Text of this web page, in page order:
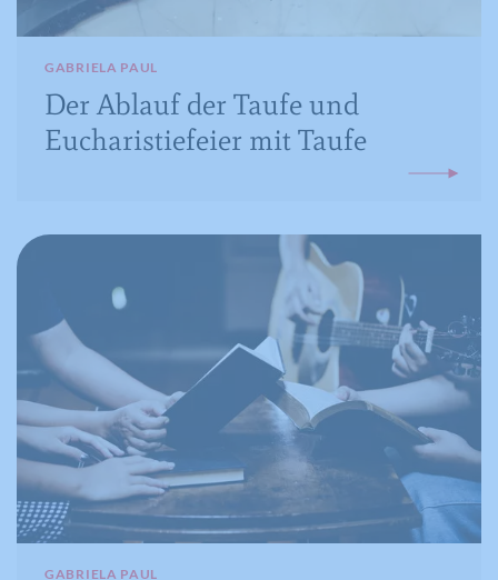
GABRIELA PAUL
Der Ablauf der Taufe und
Eucharistiefeier mit Taufe
GABRIELA PAUL